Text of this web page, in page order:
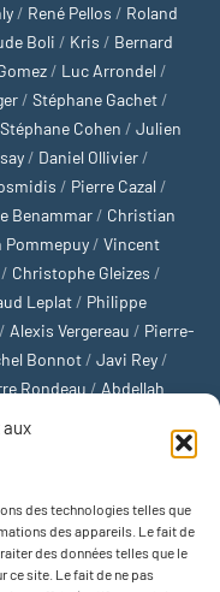
aux
des technologies telles que
des appareils. Le fait de
des données telles que le
ce site. Le fait de ne pas
/ René Pellos / Roland
Boli / Kris / Bernard
/ Luc Arrondel /
/ Stéphane Gachet /
Stéphane Cohen / Julien
/ Daniel Ollivier /
/ Pierre Cazal /
Benammar / Christian
Pommepuy / Vincent
/ Christophe Gleizes /
Leplat / Philippe
/ Alexis Vergereau / Pierre-
Bonnot / Javi Rey /
Rondeau / Abdellah
olympiques/Rugby/
Bateaux/Formule 1/
/Trail/Automobile